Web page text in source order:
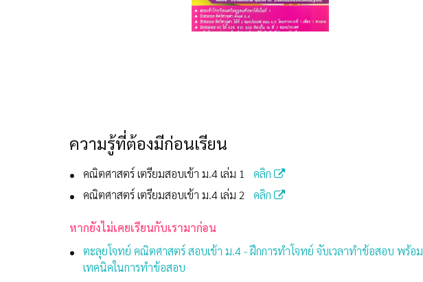
ความรู้ที่ต้องมีก่อนเรียน
คณิตศาสตร์ เตรียมสอบเข้า ม.4 เล่ม 1 คลิก
คณิตศาสตร์ เตรียมสอบเข้า ม.4 เล่ม 2 คลิก
หากยังไม่เคยเรียนกับเรามาก่อน
ตะลุยโจทย์ คณิตศาสตร์ สอบเข้า ม.4 - ฝึกการทำโจทย์ จับเวลาทำข้อสอบ พร้อม
เทคนิคในการทำข้อสอบ